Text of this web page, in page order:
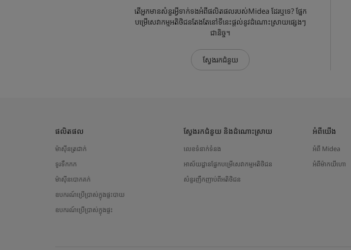
តើអ្នកមានសំនួរអ្វីទាក់ទងអំពីផលិតផលរបស់Midea ដែរឬទេ? ផ្នែក
បម្រើសេវាកម្មអតិថិជនតែងតែនៅទីនេះផ្តល់នូវដំណោះស្រាយផ្សេងៗ
ជានិច្ច។
ស្វែងរកជំនួយ
ផលិតផល
ម៉ាស៊ីនត្រជាក់
ទូរទឹកកក
ម៉ាស៊ីនបោកគក់
ឧបករណ៍ប្រើប្រាស់ក្នុងផ្ទះបាយ
ឧបករណ៍ប្រើប្រាស់ក្នុងផ្ទះ
ស្វែងរកជំនួយ និងដំណោះស្រាយ
លេខទំនាក់ទំនង
អាស័យដ្ឋានផ្នែកបម្រើសេវាកម្មអតិថិជន
សំនួរញឹកញាប់ពីអតិថិជន
អំពីយើង
អំពី Midea
អំពីម៉ាកយីហោ